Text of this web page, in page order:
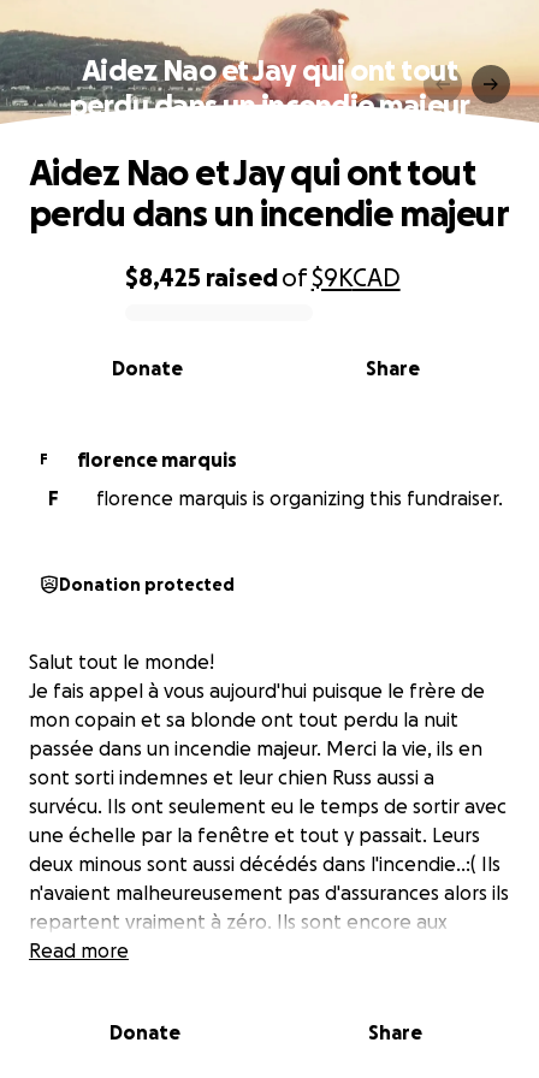
Aidez Nao et Jay qui ont tout
perdu dans un incendie majeur
0% complete
$8,425 raisedof$9KCAD
Share
Donate
Aidez Nao et Jay qui ont tout
perdu dans un incendie majeur
F
florence marquis
F
florence marquis is organizing this fundraiser.
Donation protected
Salut tout le monde!
Je fais appel à vous aujourd'hui puisque le frère de
mon copain et sa blonde ont tout perdu la nuit
passée dans un incendie majeur. Merci la vie, ils en
sont sorti indemnes et leur chien Russ aussi a
survécu. Ils ont seulement eu le temps de sortir avec
une échelle par la fenêtre et tout y passait. Leurs
deux minous sont aussi décédés dans l'incendie..:( Ils
n'avaient malheureusement pas d'assurances alors ils
repartent vraiment à zéro. Ils sont encore aux
études alors plus difficile pour eux de tout se
sera apprécié, il n'y a pas de petit don.
Read more
Donate Share